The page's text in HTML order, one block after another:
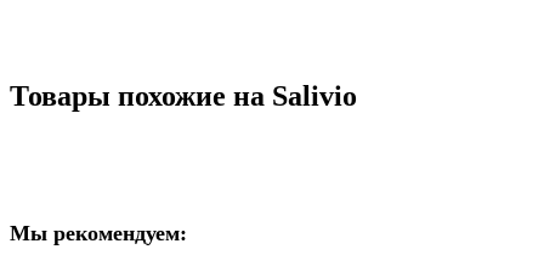
Товары похожие на Salivio
Мы рекомендуем: